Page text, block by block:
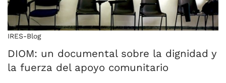
IRES-Blog
DIOM: un documental sobre la dignidad y
la fuerza del apoyo comunitario